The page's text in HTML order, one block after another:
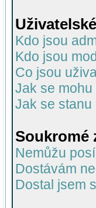
Kdo jsou
Kdo jsou
Co jsou
Jak se
Jak se
Soukromé
Nemůžu
Dostávám
Dostal jsem